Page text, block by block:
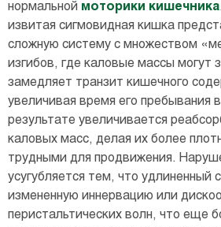
нормальной моторики кишечника
извитая сигмовидная кишка
сложную систему с множеством
изгибов, где каловые массы могут
замедляет транзит кишечного
увеличивая время его пребывания
результате увеличивается
каловых масс, делая их более
трудными для продвижения.
усугубляется тем, что удлиненный
измененную иннервацию или
перистальтических волн, что еще